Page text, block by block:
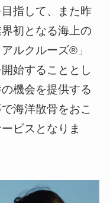
指して、また昨
初となる海上の
ルクルーズ®」
始することとし
機会を提供する
海洋散骨をおこ
ビスとなりま